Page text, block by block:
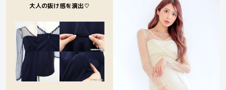
大人の抜け感を演出♡